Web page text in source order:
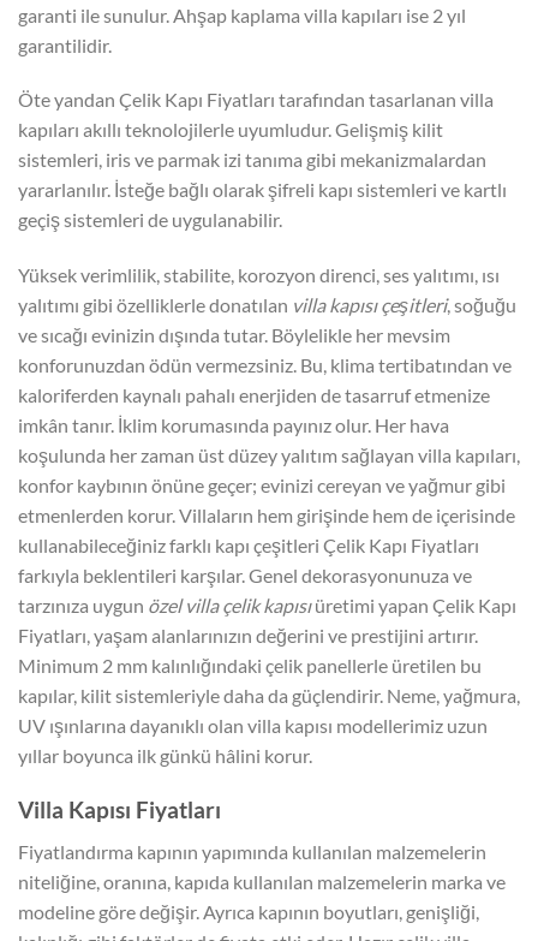
garanti ile sunulur. Ahşap kaplama villa kapıları ise 2 yıl
garantilidir.
Öte yandan Çelik Kapı Fiyatları tarafından tasarlanan villa
kapıları akıllı teknolojilerle uyumludur. Gelişmiş kilit
sistemleri, iris ve parmak izi tanıma gibi mekanizmalardan
yararlanılır. İsteğe bağlı olarak şifreli kapı sistemleri ve kartlı
geçiş sistemleri de uygulanabilir.
Yüksek verimlilik, stabilite, korozyon direnci, ses yalıtımı, ısı
yalıtımı gibi özelliklerle donatılan villa kapısı çeşitleri, soğuğu
ve sıcağı evinizin dışında tutar. Böylelikle her mevsim
konforunuzdan ödün vermezsiniz. Bu, klima tertibatından ve
kaloriferden kaynalı pahalı enerjiden de tasarruf etmenize
imkân tanır. İklim korumasında payınız olur. Her hava
koşulunda her zaman üst düzey yalıtım sağlayan villa kapıları,
konfor kaybının önüne geçer; evinizi cereyan ve yağmur gibi
etmenlerden korur. Villaların hem girişinde hem de içerisinde
kullanabileceğiniz farklı kapı çeşitleri Çelik Kapı Fiyatları
farkıyla beklentileri karşılar. Genel dekorasyonunuza ve
tarzınıza uygun özel villa çelik kapısıüretimi yapan Çelik Kapı
Fiyatları, yaşam alanlarınızın değerini ve prestijini artırır.
Minimum 2 mm kalınlığındaki çelik panellerle üretilen bu
kapılar, kilit sistemleriyle daha da güçlendirir. Neme, yağmura,
UV ışınlarına dayanıklı olan villa kapısı modellerimiz uzun
yıllar boyunca ilk günkü hâlini korur.
Villa Kapısı Fiyatları
Fiyatlandırma kapının yapımında kullanılan malzemelerin
niteliğine, oranına, kapıda kullanılan malzemelerin marka ve
modeline göre değişir. Ayrıca kapının boyutları, genişliği,